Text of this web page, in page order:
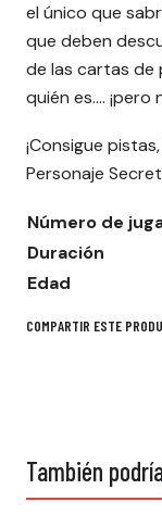
el único que
que deben
de las cartas de
quién es….
¡Consigue
Personaje
Número de
Duración
Edad
COMPARTIR ESTE
También